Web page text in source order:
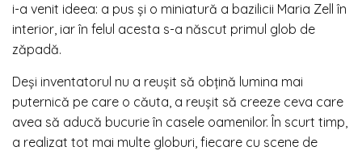
i-a venit ideea: a pus și o miniatură a bazilicii Maria Zell în
interior, iar în felul acesta s-a născut primul glob de
zăpadă.
Deși inventatorul nu a reușit să obțină lumina mai
puternică pe care o căuta, a reușit să creeze ceva care
avea să aducă bucurie în casele oamenilor. În scurt timp,
a realizat tot mai multe globuri, fiecare cu scene de